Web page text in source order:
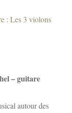
– guitare
autour des